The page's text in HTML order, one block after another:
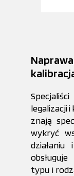
legalizacji
znają
wykryć
typu i